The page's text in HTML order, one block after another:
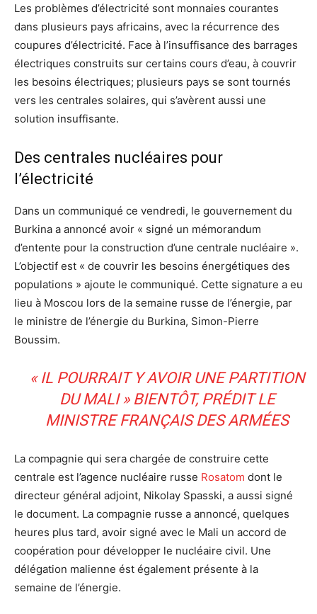
Les problèmes d’électricité sont monnaies courantes
dans plusieurs pays africains, avec la récurrence des
coupures d’électricité. Face à l’insuffisance des barrages
électriques construits sur certains cours d’eau, à couvrir
les besoins électriques; plusieurs pays se sont tournés
vers les centrales solaires, qui s’avèrent aussi une
solution insuffisante.
Des centrales nucléaires pour
l’électricité
Dans un communiqué ce vendredi, le gouvernement du
Burkina a annoncé avoir « signé un mémorandum
d’entente pour la construction d’une centrale nucléaire ».
L’objectif est « de couvrir les besoins énergétiques des
populations » ajoute le communiqué. Cette signature a eu
lieu à Moscou lors de la semaine russe de l’énergie, par
le ministre de l’énergie du Burkina, Simon-Pierre
Boussim.
« IL POURRAIT Y AVOIR UNE PARTITION
DU MALI » BIENTÔT, PRÉDIT LE
MINISTRE FRANÇAIS DES ARMÉES
La compagnie qui sera chargée de construire cette
centrale est l’agence nucléaire russe Rosatom dont le
directeur général adjoint, Nikolay Spasski, a aussi signé
le document. La compagnie russe a annoncé, quelques
heures plus tard, avoir signé avec le Mali un accord de
coopération pour développer le nucléaire civil. Une
délégation malienne ést également présente à la
semaine de l’énergie.